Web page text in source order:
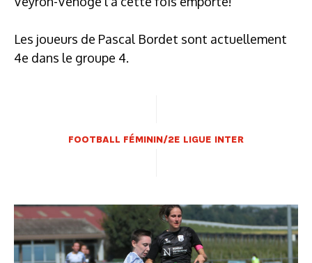
Les joueurs de Pascal Bordet sont actuellement
4e dans le groupe 4.
FOOTBALL FÉMININ/2E LIGUE INTER